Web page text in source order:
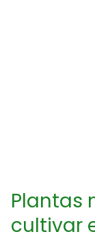
Plantas
cultivar